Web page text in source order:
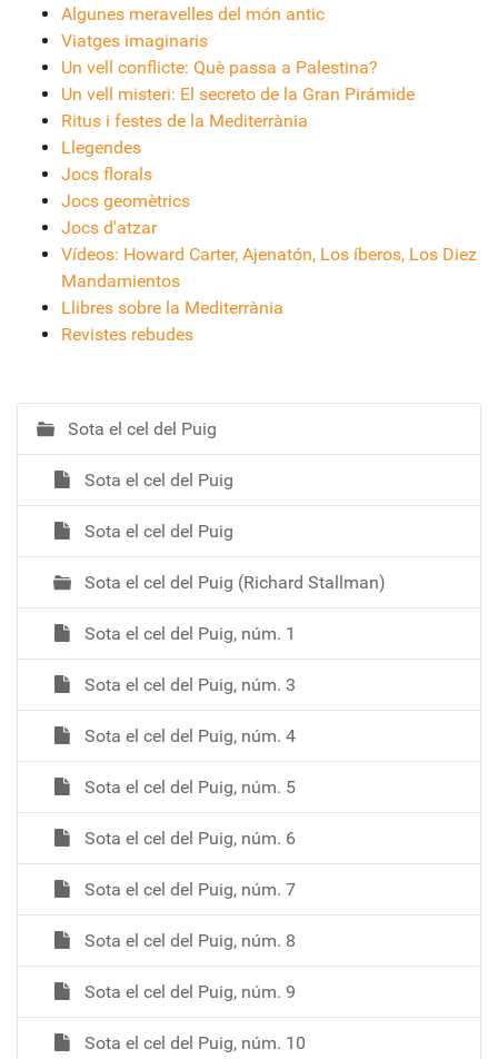
Algunes meravelles del món antic
Viatges imaginaris
Un vell conflicte: Què passa a Palestina?
Un vell misteri: El secreto de la Gran Pirámide
Ritus i festes de la Mediterrània
Llegendes
Jocs florals
Jocs geomètrics
Jocs d'atzar
Vídeos: Howard Carter, Ajenatón, Los íberos, Los Diez
Mandamientos
Llibres sobre la Mediterrània
Revistes rebudes
N
a
e
a
Sota el cel del Puig
Sota el cel del Puig
Sota el cel del Puig
Sota el cel del Puig (Richard Stallman)
Sota el cel del Puig, núm. 1
Sota el cel del Puig, núm. 3
Sota el cel del Puig, núm. 4
Sota el cel del Puig, núm. 5
Sota el cel del Puig, núm. 6
Sota el cel del Puig, núm. 7
Sota el cel del Puig, núm. 8
Sota el cel del Puig, núm. 9
Sota el cel del Puig, núm. 10